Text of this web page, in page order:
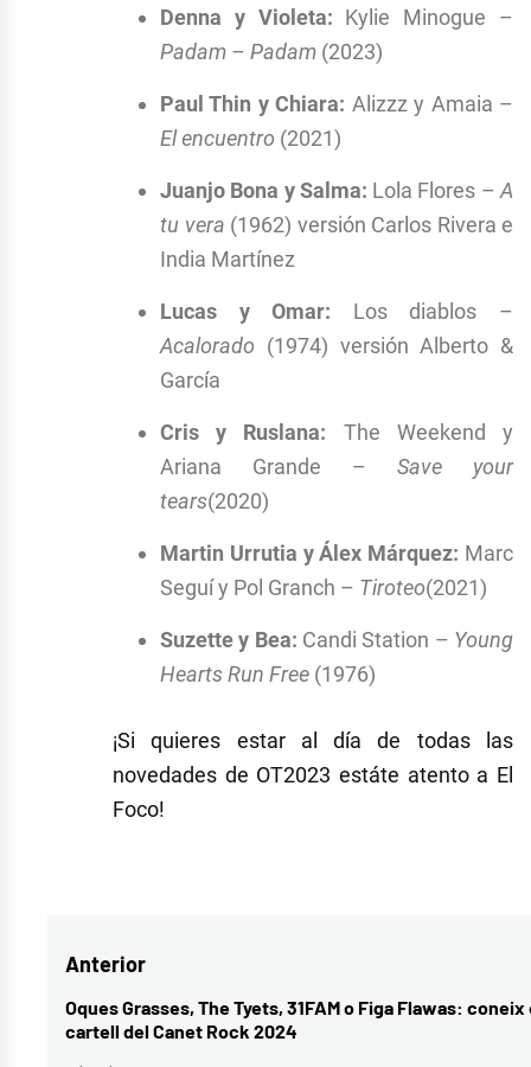
Denna y Violeta: Kylie Minogue –
Padam – Padam (2023)
Paul Thin y Chiara: Alizzz y Amaia –
El encuentro (2021)
Juanjo Bona y Salma: Lola Flores – A
tu vera (1962) versión Carlos Rivera e
India Martínez
Lucas y Omar: Los diablos –
Acalorado (1974) versión Alberto &
García
Cris y Ruslana: The Weekend y
Ariana Grande – Save your
tears(2020)
Martin Urrutia y Álex Márquez: Marc
Seguí y Pol Granch – Tiroteo(2021)
Suzette y Bea: Candi Station – Young
Hearts Run Free (1976)
¡Si quieres estar al día de todas las
novedades de OT2023 estáte atento a El
Foco!
gala
0,
Operación
Navegación
de
Anterior
Entrada
anterior:
Oques Grasses, The Tyets, 31FAM o Figa Flawas: coneix
cartell del Canet Rock 2024